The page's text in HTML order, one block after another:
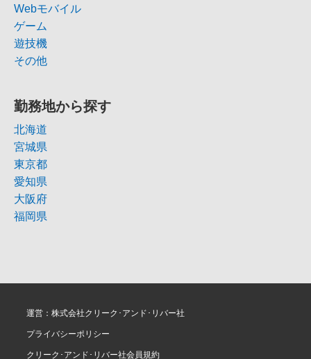
Webモバイル
ゲーム
遊技機
その他
勤務地から探す
北海道
宮城県
東京都
愛知県
大阪府
福岡県
運営：株式会社クリーク･アンド･リバー社
プライバシーポリシー
クリーク･アンド･リバー社会員規約